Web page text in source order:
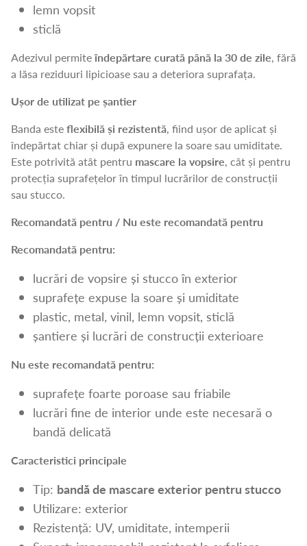
lemn vopsit
sticlă
Adezivul permiteîndepărtare curată până la 30 de zile, fără
a lăsa reziduuri lipicioase sau a deteriora suprafața.
Ușor de utilizat pe șantier
Banda esteflexibilă și rezistentă, fiind ușor de aplicat și
îndepărtat chiar și după expunere la soare sau umiditate.
Este potrivită atât pentru mascare la vopsire, cât și pentru
protecția suprafețelor în timpul lucrărilor de construcții
sau stucco.
Recomandată pentru / Nu este recomandată pentru
Recomandată pentru:
lucrări de vopsire și stucco în exterior
suprafețe expuse la soare și umiditate
plastic, metal, vinil, lemn vopsit, sticlă
șantiere și lucrări de construcții exterioare
Nu este recomandată pentru:
suprafețe foarte poroase sau friabile
lucrări fine de interior unde este necesară o
bandă delicată
Caracteristici principale
Tip: bandă de mascare exterior pentru stucco
Utilizare: exterior
Rezistență: UV, umiditate, intemperii